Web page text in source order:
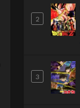
2
3